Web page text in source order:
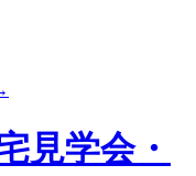
見学会・